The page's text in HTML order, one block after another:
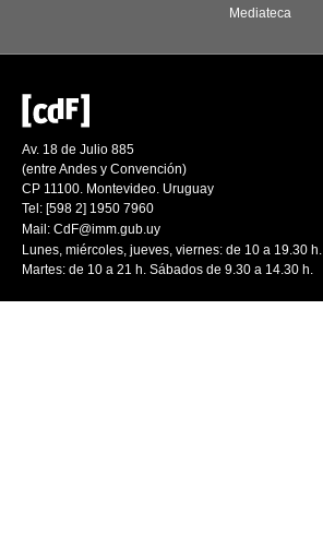
Mediateca
Av. 18 de Julio 885
(entre Andes y Convención)
CP 11100. Montevideo. Uruguay
Tel: [598 2] 1950 7960
Mail: CdF@imm.gub.uy
Lunes, miércoles, jueves, viernes: de 10 a 19.30 h.
Martes: de 10 a 21 h. Sábados de 9.30 a 14.30 h.